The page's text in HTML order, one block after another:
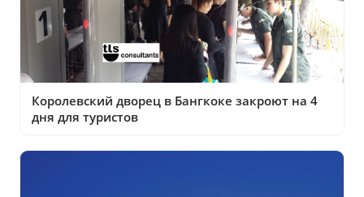
Королевский дворец в Бангкоке закроют на 4
дня для туристов